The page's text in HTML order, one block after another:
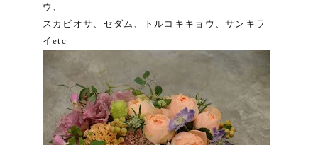
ウ、
スカビオサ、セダム、トルコキキョウ、サンキラ
イetc